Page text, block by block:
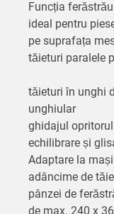
Funcția
ideal pentru
pe suprafața
tăieturi paralele
tăieturi în unghi
unghiular
ghidajul
echilibrare și
Adaptare la
adâncime de
pânzei de
de max. 240 x